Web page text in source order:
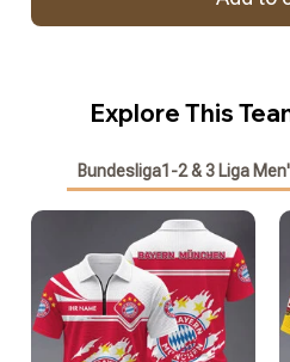
Explore This
Bundesliga1-2 & 3 Liga